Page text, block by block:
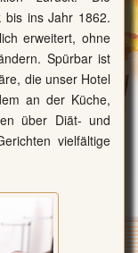
bis ins Jahr 1862.
erweitert, ohne
Spürbar ist
die unser Hotel
an der Küche,
über Diät- und
vielfältige